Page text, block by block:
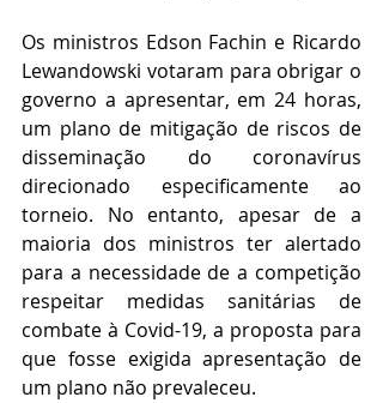
Os ministros Edson Fachin e Ricardo
Lewandowski votaram para obrigar o
governo a apresentar, em 24 horas,
um plano de mitigação de riscos de
disseminação do coronavírus
direcionado especificamente ao
torneio. No entanto, apesar de a
maioria dos ministros ter alertado
para a necessidade de a competição
respeitar medidas sanitárias de
combate à Covid-19, a proposta para
que fosse exigida apresentação de
um plano não prevaleceu.